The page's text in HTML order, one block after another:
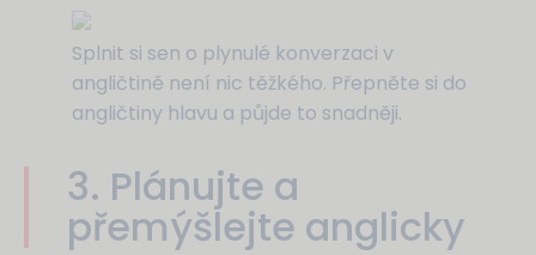
Splnit si sen o plynulé konverzaci v
angličtině není nic těžkého. Přepněte si do
angličtiny hlavu a půjde to snadněji.
3. Plánujte a
přemýšlejte anglicky